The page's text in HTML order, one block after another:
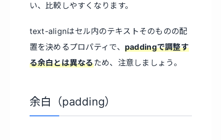
い、比較しやすくなります。
text-alignはセル内のテキストそのものの配
置を決めるプロパティで、 paddingで調整す
る余白とは異なるため、注意しましょう。
余白（padding）